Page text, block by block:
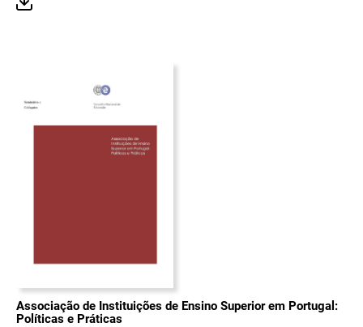
Associação de Instituições de Ensino Superior em Portugal:
Políticas e Práticas